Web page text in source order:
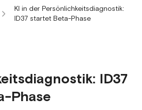
KI in der Persönlichkeitsdiagnostik:
ID37 startet Beta-Phase
ID37
Phase